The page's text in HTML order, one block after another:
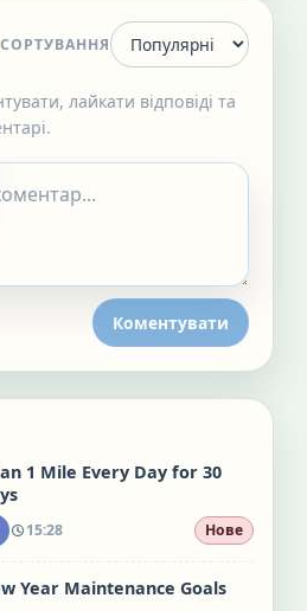
СОРТУВАННЯ
лайкати відповіді та
Коментувати
1 Mile Every Day for 30
15:28 Нове
Year Maintenance Goals